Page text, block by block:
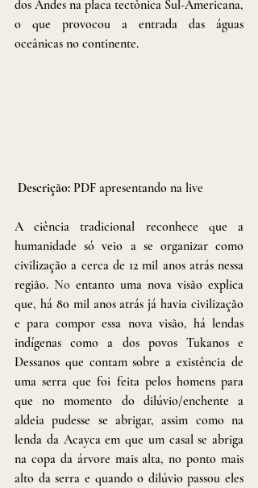
dos Andes na placa tectônica Sul-Americana,
o que provocou a entrada das águas
oceânicas no continente.
Descrição: PDF apresentando na live
A ciência tradicional reconhece que a
humanidade só veio a se organizar como
civilização a cerca de 12 mil anos atrás nessa
região. No entanto uma nova visão explica
que, há 80 mil anos atrás já havia civilização
e para compor essa nova visão, há lendas
indígenas como a dos povos Tukanos e
Dessanos que contam sobre a existência de
uma serra que foi feita pelos homens para
que no momento do dilúvio/enchente a
aldeia pudesse se abrigar, assim como na
lenda da Acayca em que um casal se abriga
na copa da árvore mais alta, no ponto mais
alto da serra e quando o dilúvio passou eles